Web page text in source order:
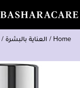
Home
/ العناية بالبشرة /